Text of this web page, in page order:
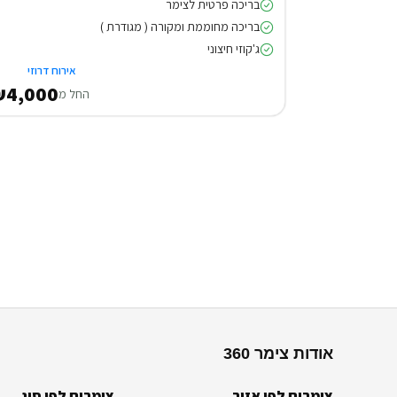
בריכה פרטית לצימר
בריכה מחוממת ומקורה ( מגודרת )
ג'קוזי חיצוני
אירוח דרוזי
החל מ
אודות צימר 360